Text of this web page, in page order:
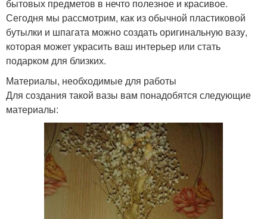
бытовых предметов в нечто полезное и красивое.
Сегодня мы рассмотрим, как из обычной пластиковой
бутылки и шпагата можно создать оригинальную вазу,
которая может украсить ваш интерьер или стать
подарком для близких.
Материалы, необходимые для работы
Для создания такой вазы вам понадобятся следующие
материалы: